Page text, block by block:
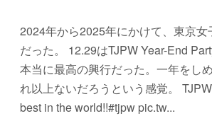
2024年から2025年にかけて、東京女
だった。 12.29はTJPW Year-End
本当に最高の興行だった。一年をし
れ以上ないだろうという感覚。
best in the world!!#tjpw pic.tw...